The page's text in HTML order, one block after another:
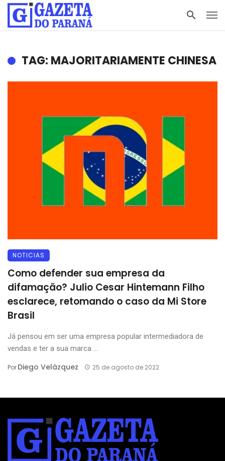
TAG: MAJORITARIAMENTE CHINESA
NOTICIAS
Como defender sua empresa da
difamação? Julio Cesar Hintemann Filho
esclarece, retomando o caso da Mi Store
Brasil
Já pensou em ser uma empresa popular intermediadora de
vendas e ter a sua marca ...
PorDiego Velázquez 25 de agosto de 2022